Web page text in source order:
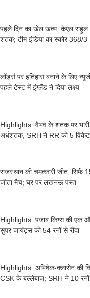
पहले दिन का खेल खत्म, केएल
शतक; टीम इंडिया का स्कोर 368/3
लॉर्ड्स पर इतिहास बनाने के लिए
पहले टेस्ट में इंग्लैंड ने दिया लक्ष्य
Highlights: वैभव के शतक पर भारी
अर्धशतक, SRH ने RR को 5 विकेट
राजस्थान की चमत्कारी जीत,
जीता मैच; घर पर लखनऊ पस्त
Highlights: पंजाब किंग्स की एक
सुपर जायंट्स को 54 रनों से रौंदा
Highlights: अभिषेक-क्लासेन की
CSK के बल्लेबाज; SRH ने 10